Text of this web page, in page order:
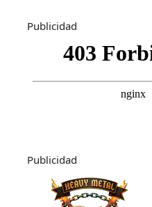
Publicidad
Publicidad